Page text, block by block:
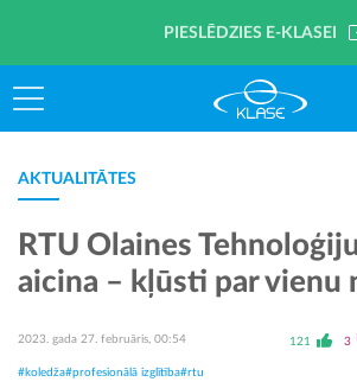
PIESLĒDZIES E-KLASEI
AKTUALITĀTES
RTU Olaines
aicina – kļūsti par vienu
2023. gada 27. februāris, 00:54 121 3
#koledža#profesionālā izglītība#rtu